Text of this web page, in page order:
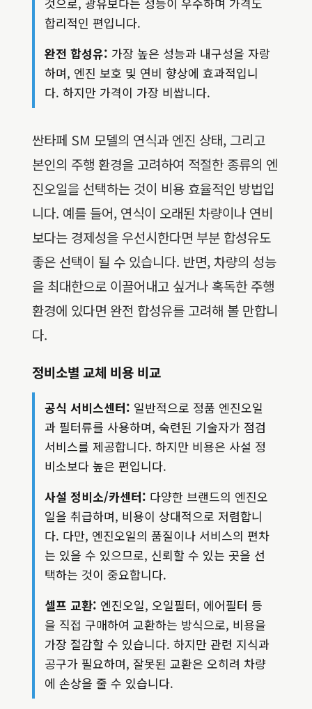
합리적인 편입니다.
완전 합성유: 가장 높은 성능과 내구성을 자랑
하며, 엔진 보호 및 연비 향상에 효과적입니
다. 하지만 가격이 가장 비쌉니다.
싼타페 SM 모델의 연식과 엔진 상태, 그리고
본인의 주행 환경을 고려하여 적절한 종류의 엔
진오일을 선택하는 것이 비용 효율적인 방법입
니다. 예를 들어, 연식이 오래된 차량이나 연비
보다는 경제성을 우선시한다면 부분 합성유도
좋은 선택이 될 수 있습니다. 반면, 차량의 성능
을 최대한으로 이끌어내고 싶거나 혹독한 주행
환경에 있다면 완전 합성유를 고려해 볼 만합니
다.
정비소별 교체 비용 비교
공식 서비스센터: 일반적으로 정품 엔진오일
과 필터류를 사용하며, 숙련된 기술자가 점검
서비스를 제공합니다. 하지만 비용은 사설 정
비소보다 높은 편입니다.
사설 정비소/카센터: 다양한 브랜드의 엔진오
일을 취급하며, 비용이 상대적으로 저렴합니
다. 다만, 엔진오일의 품질이나 서비스의 편차
는 있을 수 있으므로, 신뢰할 수 있는 곳을 선
택하는 것이 중요합니다.
셀프 교환: 엔진오일, 오일필터, 에어필터 등
을 직접 구매하여 교환하는 방식으로, 비용을
가장 절감할 수 있습니다. 하지만 관련 지식과
공구가 필요하며, 잘못된 교환은 오히려 차량
에 손상을 줄 수 있습니다.